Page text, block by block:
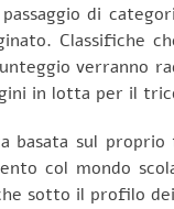
di
Classifiche
verranno
in lotta per il
basata sul
col mondo
sotto il profilo